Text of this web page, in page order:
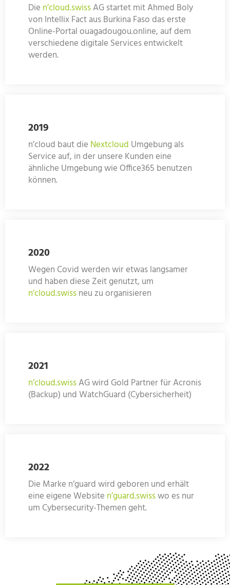
Die n’cloud.swissAG startet mit Ahmed Boly
von Intellix Fact aus Burkina Faso das erste
Online-Portal ouagadougou.online, auf dem
verschiedene digitale Services entwickelt
werden.
2019
n’cloud baut die Nextcloud Umgebung als
Service auf, in der unsere Kunden eine
ähnliche Umgebung wie Office365 benutzen
können.
2020
Wegen Covid werden wir etwas langsamer
und haben diese Zeit genutzt, um
n’cloud.swissneu zu organisieren
2021
n’cloud.swissAG wird Gold Partner für Acronis
(Backup) und WatchGuard (Cybersicherheit)
2022
Die Marke n’guard wird geboren und erhält
eine eigene Website n’guard.swisswo es nur
um Cybersecurity-Themen geht.